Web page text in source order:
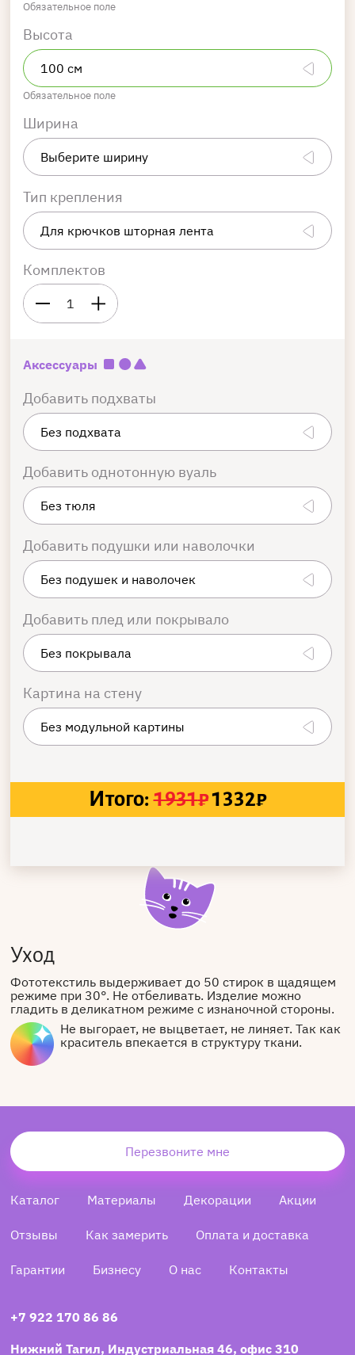
Обязательное поле
Высота
Обязательное поле
Ширина
Тип крепления
Комплектов
1
Аксессуары
Добавить подхваты
Добавить однотонную вуаль
Добавить подушки или наволочки
Добавить плед или покрывало
Картина на стену
Итого: 1931₽1332₽
Уход
Фототекстиль выдерживает до 50 стирок в щадящем
режиме при 30°. Не отбеливать. Изделие можно
гладить в деликатном режиме с изнаночной стороны.
Не выгорает, не выцветает, не линяет. Так как
краситель впекается в структуру ткани.
Перезвоните мне
Каталог Материалы Декорации Акции
Отзывы Как замерить Оплата и доставка
Гарантии Бизнесу О нас Контакты
+7 922 170 86 86
Нижний Тагил, Индустриальная 46, офис 310